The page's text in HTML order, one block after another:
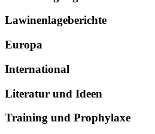
Lawinenlageberichte
Europa
International
Literatur und Ideen
Training und Prophylaxe